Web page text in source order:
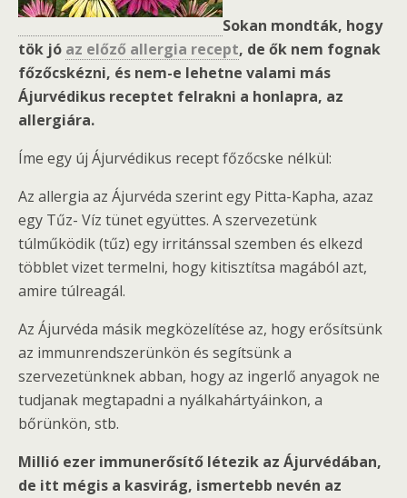
Sokan mondták, hogy
tök jó az előző allergia recept, de ők nem fognak
főzőcskézni, és nem-e lehetne valami más
Ájurvédikus receptet felrakni a honlapra, az
allergiára.
Íme egy új Ájurvédikus recept főzőcske nélkül:
Az allergia az Ájurvéda szerint egy Pitta-Kapha, azaz
egy Tűz- Víz tünet együttes. A szervezetünk
túlműködik (tűz) egy irritánssal szemben és elkezd
többlet vizet termelni, hogy kitisztítsa magából azt,
amire túlreagál.
Az Ájurvéda másik megközelítése az, hogy erősítsünk
az immunrendszerünkön és segítsünk a
szervezetünknek abban, hogy az ingerlő anyagok ne
tudjanak megtapadni a nyálkahártyáinkon, a
bőrünkön, stb.
Millió ezer immunerősítő létezik az Ájurvédában,
de itt mégis a kasvirág, ismertebb nevén az